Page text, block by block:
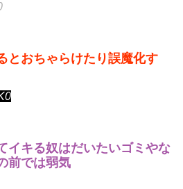
とおちゃらけたり誤魔化す
イキる奴はだいたいゴミやな
前では弱気